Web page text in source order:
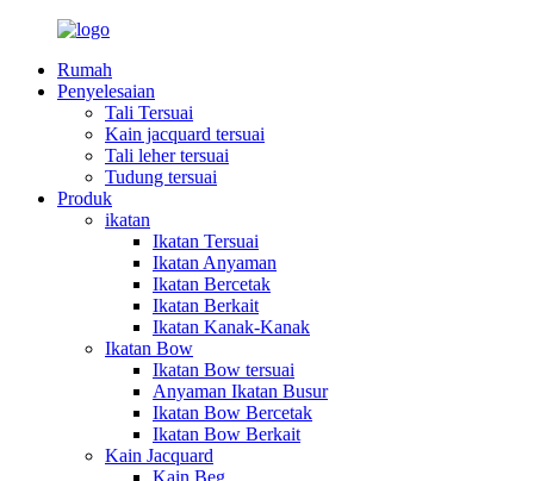
Rumah
Penyelesaian
Tali Tersuai
Kain jacquard tersuai
Tali leher tersuai
Tudung tersuai
Produk
ikatan
Ikatan Tersuai
Ikatan Anyaman
Ikatan Bercetak
Ikatan Berkait
Ikatan Kanak-Kanak
Ikatan Bow
Ikatan Bow tersuai
Anyaman Ikatan Busur
Ikatan Bow Bercetak
Ikatan Bow Berkait
Kain Jacquard
Kain Beg